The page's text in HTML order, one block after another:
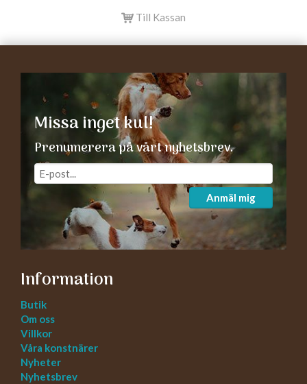
Till Kassan
Missa inget kul!
Prenumerera på vårt nyhetsbrev.
Anmäl mig
Information
Butik
Om oss
Villkor
Våra konstnärer
Nyheter
Nyhetsbrev